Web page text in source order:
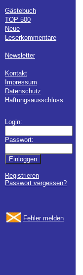
Gästebuch
TOP 500
Neue
Leserkommentare
Newsletter
Kontakt
Impressum
Datenschutz
Haftungsausschluss
Login:
Passwort:
Registrieren
Passwort vergessen?
Fehler melden